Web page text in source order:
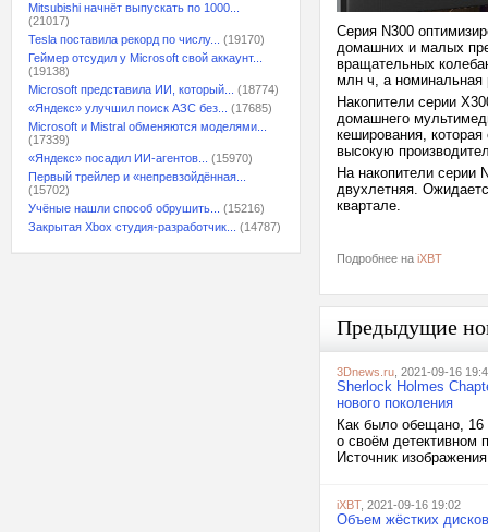
Mitsubishi начнёт выпускать по 1000...
(21017)
Tesla поставила рекорд по числу...
(19170)
Геймер отсудил у Microsoft свой аккаунт...
(19138)
Microsoft представила ИИ, который...
(18774)
«Яндекс» улучшил поиск АЗС без...
(17685)
Microsoft и Mistral обменяются моделями...
(17339)
«Яндекс» посадил ИИ-агентов...
(15970)
Первый трейлер и «непревзойдённая...
(15702)
Учёные нашли способ обрушить...
(15216)
Закрытая Xbox студия-разработчик...
(14787)
Серия N300
домашних и малых
вращательных
млн ч, а номинальная
Накопители серии
домашнего
кеширования,
высокую
На накопители серии
двухлетняя.
квартале.
Подробнее на iXBT
Предыдущие
3Dnews.ru , 2021-09-16
Sherlock Holmes
нового поколения
Как было обещано, 16
о своём детективном
Источник
iXBT, 2021-09-16 19:02
Объем жёстких